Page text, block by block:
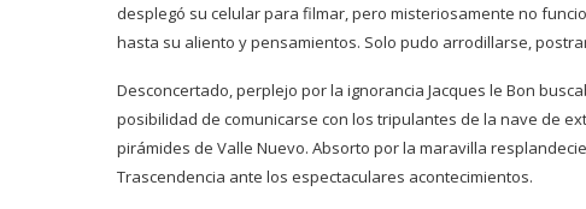
desplegó su celular para filmar, pero misteriosamente no
hasta su aliento y pensamientos. Solo pudo arrodillarse,
Desconcertado, perplejo por la ignorancia Jacques le Bon
posibilidad de comunicarse con los tripulantes de la nave de
pirámides de Valle Nuevo. Absorto por la maravilla
Trascendencia ante los espectaculares acontecimientos.